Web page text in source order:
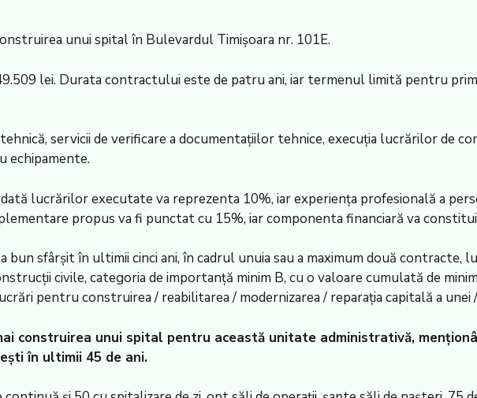
unui spital în Bulevardul Timişoara nr. 101E.
lei. Durata contractului este de patru ani, iar termenul limită pentru
servicii de verificare a documentaţiilor tehnice, execuţia lucrărilor de
echipamente.
lucrărilor executate va reprezenta 10%, iar experienţa profesională a
propus va fi punctat cu 15%, iar componenta financiară va
bun sfârşit în ultimii cinci ani, în cadrul unuia sau a maximum două contracte,
civile, categoria de importanţă minim B, cu o valoare cumulată de
pentru construirea / reabilitarea / modernizarea / reparaţia capitală a
construirea unui spital pentru această unitate administrativă,
în ultimii 45 de ani.